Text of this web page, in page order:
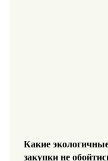
Какие
закупки не